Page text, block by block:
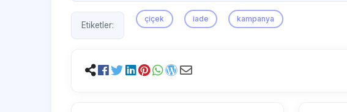
Etiketler:
çiçek iade kampanya